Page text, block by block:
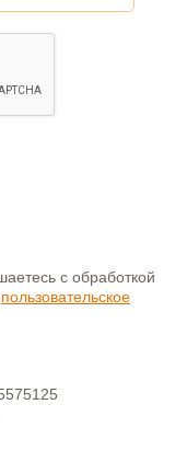
с обработкой
пользовательское